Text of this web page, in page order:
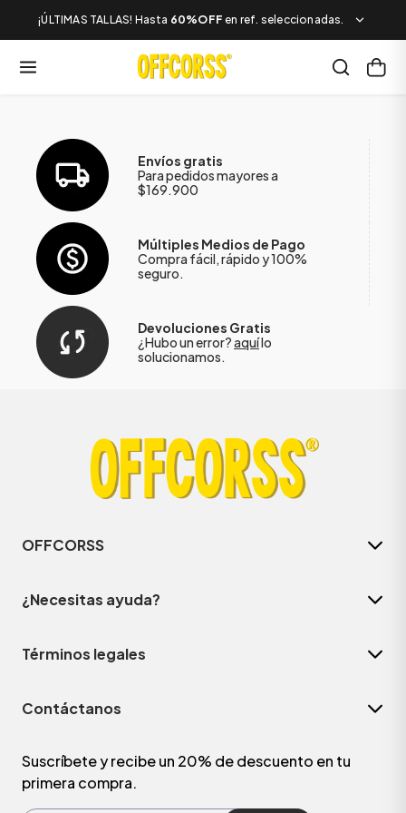
¡ÚLTIMAS TALLAS! Hasta 60%OFF en ref. seleccionadas.
Envíos gratis
Para pedidos mayores a
$169.900
Múltiples Medios de Pago
Compra fácil, rápido y 100%
seguro.
Devoluciones Gratis
¿Hubo un error?aquílo
solucionamos.
OFFCORSS
¿Necesitas ayuda?
Términos legales
Contáctanos
Suscríbete y recibe un 20% de descuento en tu
primera compra.